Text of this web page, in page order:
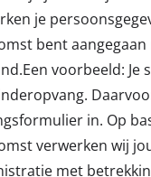
je
bent
voorbeeld: Je
in. Op
verwerken wij
met